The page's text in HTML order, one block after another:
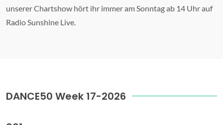
unserer Chartshow hört ihr immer am Sonntag ab 14 Uhr auf
Radio Sunshine Live.
DANCE50 Week 17-2026